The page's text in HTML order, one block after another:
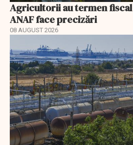
Agricultorii au termen fiscal
ANAF face precizări
08 AUGUST 2026